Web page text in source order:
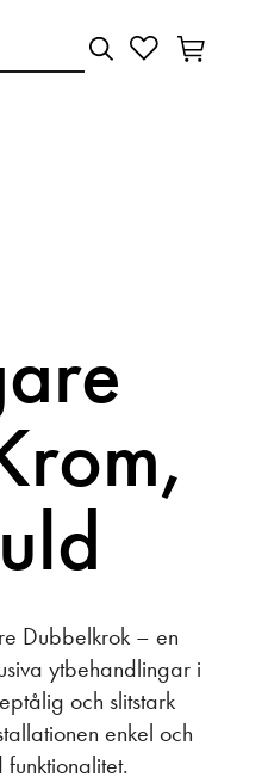
Dubbelkrok – en
ytbehandlingar i
och slitstark
enkel och